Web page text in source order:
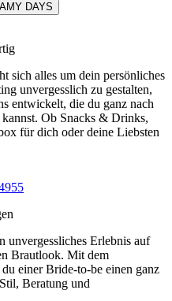
DAYS
sich alles um dein persönliches
unvergesslich zu gestalten,
entwickelt, die du ganz nach
Ob Snacks & Drinks,
für dich oder deine Liebsten
unvergessliches Erlebnis auf
Brautlook. Mit dem
einer Bride-to-be einen ganz
Beratung und